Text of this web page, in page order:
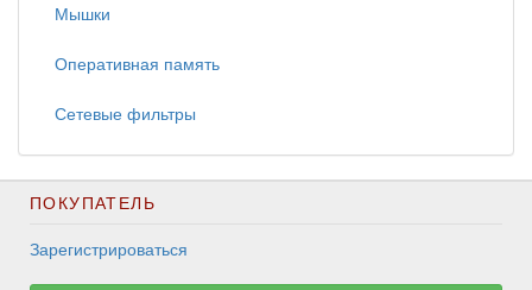
Мышки
Оперативная память
Сетевые фильтры
ПОКУПАТЕЛЬ
Зарегистрироваться